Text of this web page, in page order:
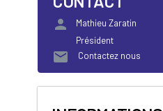
person
Mathieu Zaratin
Président
mail Contactez nous